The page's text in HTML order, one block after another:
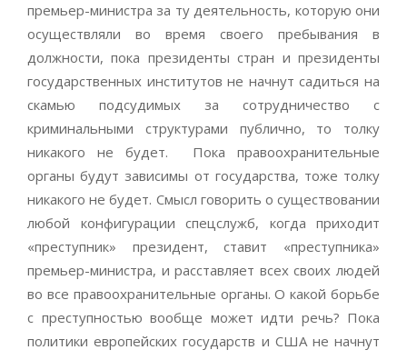
премьер-министра за ту деятельность, которую они
осуществляли во время своего пребывания в
должности, пока президенты стран и президенты
государственных институтов не начнут садиться на
скамью подсудимых за сотрудничество с
криминальными структурами публично, то толку
никакого не будет. Пока правоохранительные
органы будут зависимы от государства, тоже толку
никакого не будет. Смысл говорить о существовании
любой конфигурации спецслужб, когда приходит
«преступник» президент, ставит «преступника»
премьер-министра, и расставляет всех своих людей
во все правоохранительные органы. О какой борьбе
с преступностью вообще может идти речь? Пока
политики европейских государств и США не начнут